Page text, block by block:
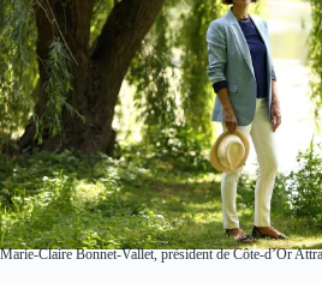
Marie-Claire Bonnet-Vallet, président de Côte-d’Or